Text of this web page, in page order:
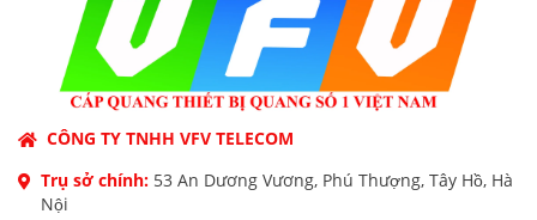
CÔNG TY TNHH VFV TELECOM
Trụ sở chính: 53 An Dương Vương, Phú Thượng, Tây Hồ, Hà
Nội